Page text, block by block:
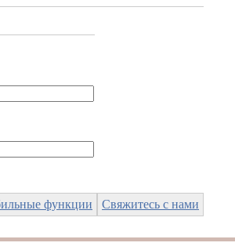
функции Свяжитесь с нами